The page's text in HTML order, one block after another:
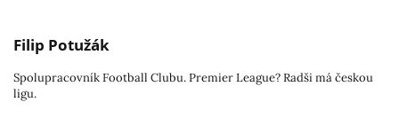
Filip Potužák
Spolupracovník Football Clubu. Premier League? Radši má českou
ligu.